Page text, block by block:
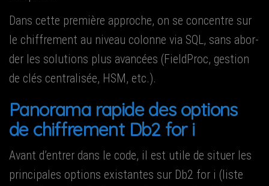
Dans cette pre­mière approche, on se concentre sur
le chif­fre­ment au niveau colonne via SQL, sans abor­
der les solu­tions plus avan­cées (Field­Proc, ges­tion
de clés cen­tra­li­sée, HSM, etc.).
Pano­ra­ma rapide des options
de chif­fre­ment Db2 for i
Avant d’entrer dans le code, il est utile de situer les
prin­ci­pales options exis­tantes sur Db2 for i (liste